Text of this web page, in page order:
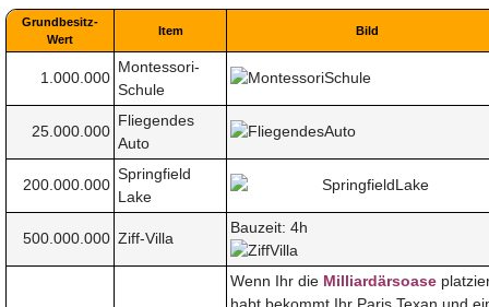
Grundbesitz-
Wert
Item Bild
1.000.000
Montessori-
Schule
25.000.000
Fliegendes
Auto
200.000.000
Springfield
Lake
500.000.000 Ziff-Villa
Bauzeit: 4h
Wenn Ihr die Milliardärsoase